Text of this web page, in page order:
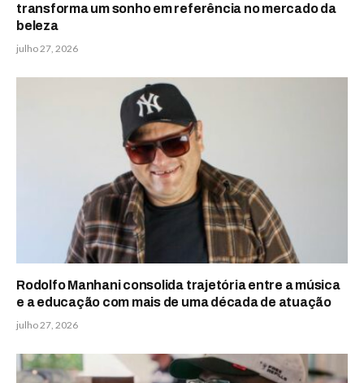
transforma um sonho em referência no mercado da
beleza
julho 27, 2026
Rodolfo Manhani consolida trajetória entre a música
e a educação com mais de uma década de atuação
julho 27, 2026